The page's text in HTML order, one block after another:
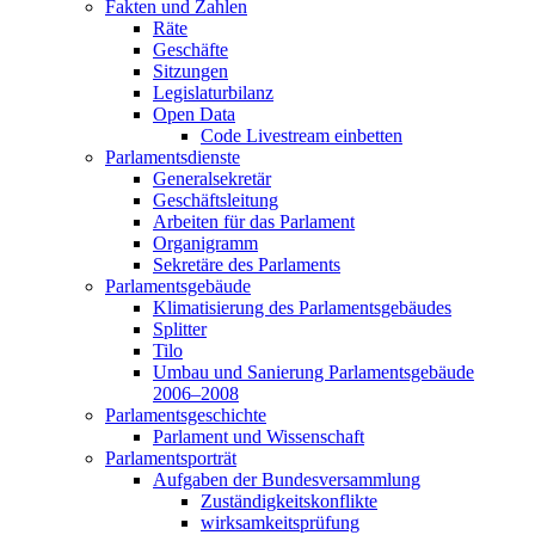
Fakten und Zahlen
Räte
Geschäfte
Sitzungen
Legislaturbilanz
Open Data
Code Livestream einbetten
Parlamentsdienste
Generalsekretär
Geschäftsleitung
Arbeiten für das Parlament
Organigramm
Sekretäre des Parlaments
Parlamentsgebäude
Klimatisierung des Parlamentsgebäudes
Splitter
Tilo
Umbau und Sanierung Parlamentsgebäude
2006–2008
Parlamentsgeschichte
Parlament und Wissenschaft
Parlamentsporträt
Aufgaben der Bundesversammlung
Zuständigkeitskonflikte
wirksamkeitsprüfung